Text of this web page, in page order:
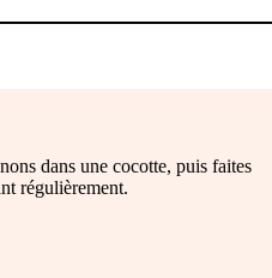
dans une cocotte, puis faites
régulièrement.